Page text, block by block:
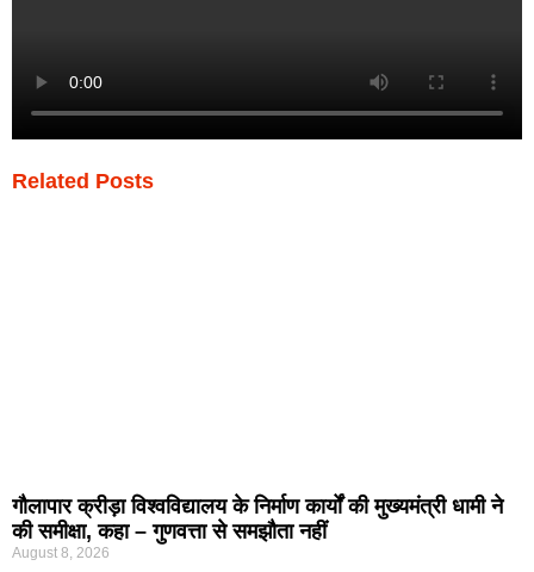
Related Posts
गौलापार क्रीड़ा विश्वविद्यालय के निर्माण कार्यों की मुख्यमंत्री धामी ने
की समीक्षा, कहा – गुणवत्ता से समझौता नहीं
August 8, 2026